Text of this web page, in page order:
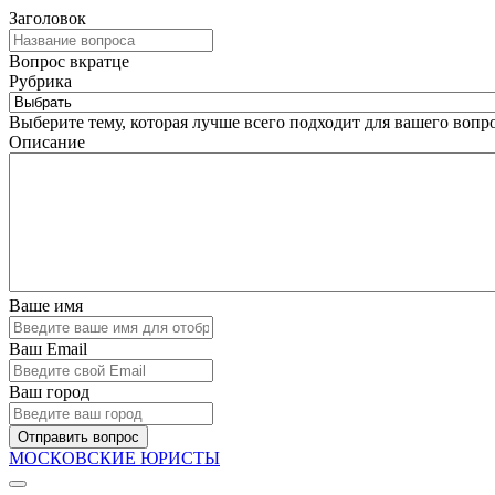
Заголовок
Вопрос вкратце
Рубрика
Выберите тему, которая лучше всего подходит для вашего
Описание
Ваше имя
Ваш Email
Ваш город
Отправить вопрос
МОСКОВСКИЕ ЮРИСТЫ